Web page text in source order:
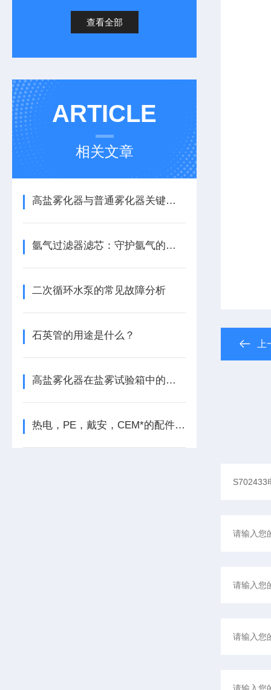
查看全部
ARTICLE
相关文章
高盐雾化器与普通雾化器关键差异解析
氩气过滤器滤芯：守护氩气的纯净之源
二次循环水泵的常见故障分析
石英管的用途是什么？
高盐雾化器在盐雾试验箱中的关键作用与性能要求
热电，PE，戴安，CEM*的配件耗材